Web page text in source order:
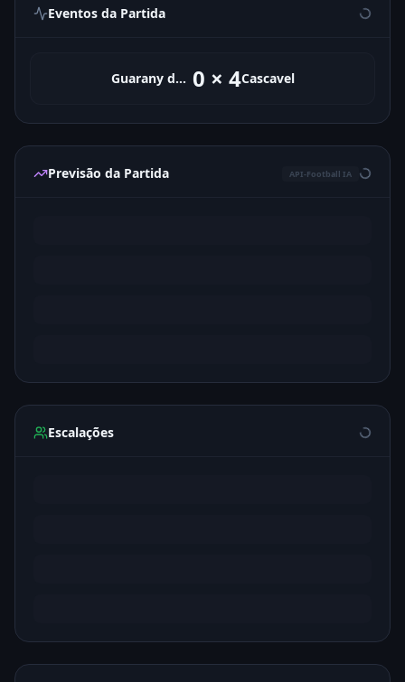
Eventos da Partida
Guarany de Bagé 0 × 4Cascavel
Previsão da Partida API-Football IA
Escalações